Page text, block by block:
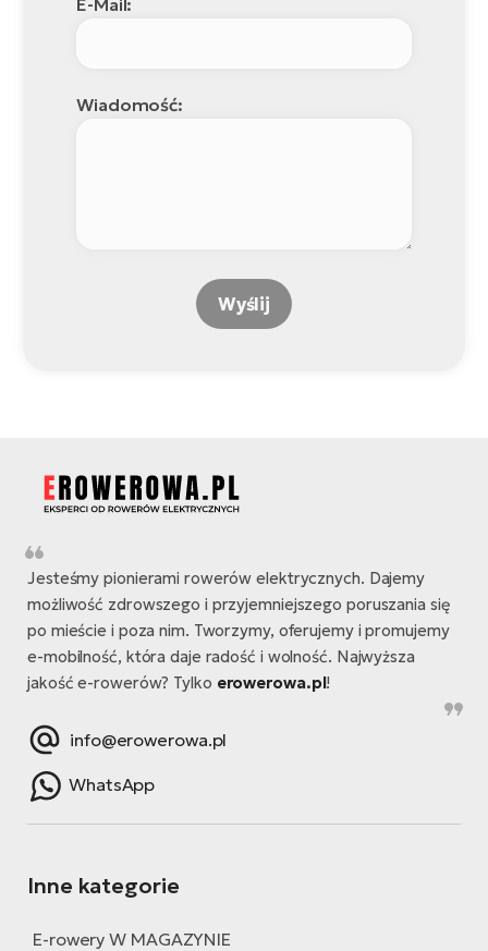
Wiadomość:
Wyślij
Jesteśmy pionierami rowerów elektrycznych. Dajemy
możliwość zdrowszego i przyjemniejszego poruszania się
po mieście i poza nim. Tworzymy, oferujemy i promujemy
e-mobilność, która daje radość i wolność. Najwyższa
jakość e-rowerów? Tylko erowerowa.pl!
info@erowerowa.pl
WhatsApp
Inne kategorie
E-rowery W MAGAZYNIE